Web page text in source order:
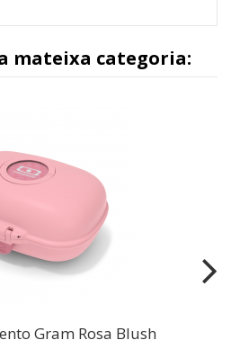
mateixa categoria:
Gram Rosa Blush